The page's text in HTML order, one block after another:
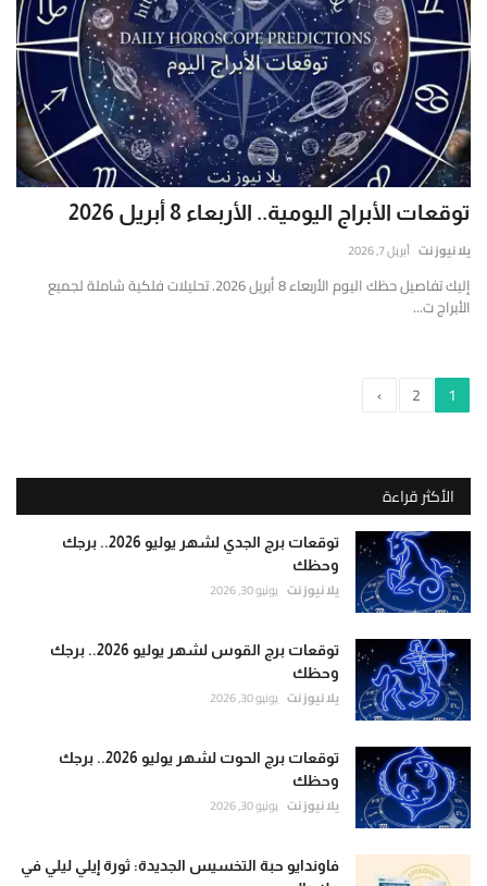
توقعات الأبراج اليومية.. الأربعاء 8 أبريل 2026
يلا نيوز نت أبريل 7, 2026
إليك تفاصيل حظك اليوم الأربعاء 8 أبريل 2026. تحليلات فلكية شاملة لجميع
الأبراج ت...
1
2
›
الأكثر قراءة
توقعات برج الجدي لشهر يوليو 2026.. برجك
وحظك
يلا نيوز نت يونيو 30, 2026
توقعات برج القوس لشهر يوليو 2026.. برجك
وحظك
يلا نيوز نت يونيو 30, 2026
توقعات برج الحوت لشهر يوليو 2026.. برجك
وحظك
يلا نيوز نت يونيو 30, 2026
فاوندايو حبة التخسيس الجديدة: ثورة إيلي ليلي في